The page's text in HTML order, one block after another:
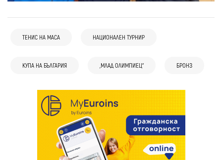
ТЕНИС НА МАСА НАЦИОНАЛЕН ТУРНИР
КУПА НА БЪЛГАРИЯ „МЛАД ОЛИМПИЕЦ“ БРОНЗ